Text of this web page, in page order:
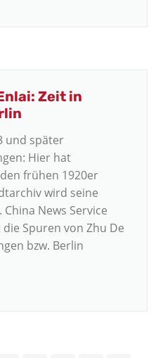
Zeit in
und später
Hier hat
frühen 1920er
wird seine
News Service
Spuren von Zhu De
bzw. Berlin